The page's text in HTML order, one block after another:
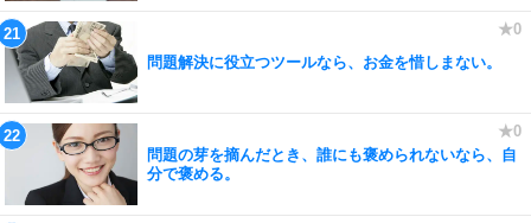
問題解決に役立つツールなら、お金を惜しまない。
問題の芽を摘んだとき、誰にも褒められないなら、自
分で褒める。